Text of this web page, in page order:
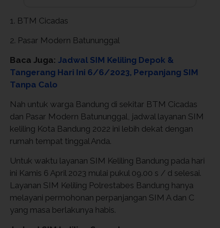
1. BTM Cicadas
2. Pasar Modern Batununggal
Baca Juga: Jadwal SIM Keliling Depok &
Tangerang Hari Ini 6/6/2023, Perpanjang SIM
Tanpa Calo
Nah untuk warga Bandung di sekitar BTM Cicadas
dan Pasar Modern Batununggal, jadwal layanan SIM
keliling Kota Bandung 2022 ini lebih dekat dengan
rumah tempat tinggal Anda.
Untuk waktu layanan SIM Keliling Bandung pada hari
ini Kamis 6 April 2023 mulai pukul 09.00 s / d selesai.
Layanan SIM Keliling Polrestabes Bandung hanya
melayani permohonan perpanjangan SIM A dan C
yang masa berlakunya habis.